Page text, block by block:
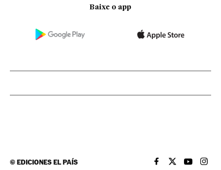
Baixe o app
©EDICIONES EL PAÍS EL PAÍS BRASIL EN
EL PAÍSEL PAÍS
EL